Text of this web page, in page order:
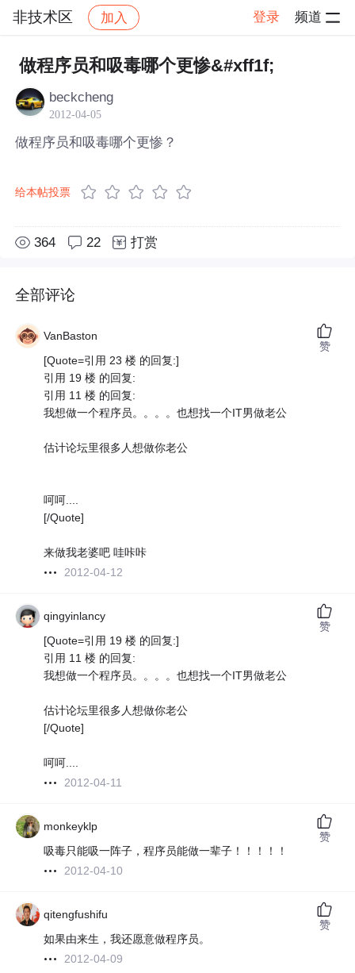
非技术区 加入 登录 频道
社区 非技术区 帖子详情
做程序员和吸毒哪个更惨&#xff1f;
beckcheng
2012-04-05
做程序员和吸毒哪个更惨？
给本帖投票
364 22 打赏
全部评论
VanBaston
[Quote=引用 23 楼 的回复:]
引用 19 楼 的回复:
引用 11 楼 的回复:
我想做一个程序员。。。。也想找一个IT男做老公
估计论坛里很多人想做你老公
呵呵....
[/Quote]
来做我老婆吧 哇咔咔
2012-04-12
赞
qingyinlancy
[Quote=引用 19 楼 的回复:]
引用 11 楼 的回复:
我想做一个程序员。。。。也想找一个IT男做老公
估计论坛里很多人想做你老公
[/Quote]
呵呵....
2012-04-11
赞
monkeyklp
吸毒只能吸一阵子，程序员能做一辈子！！！！！
2012-04-10
赞
qitengfushifu
如果由来生，我还愿意做程序员。
2012-04-09
赞